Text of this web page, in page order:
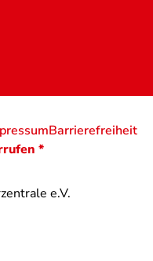
e.V.
Barrierefreiheit
*